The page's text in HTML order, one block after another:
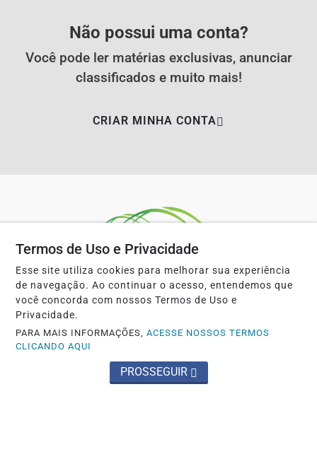
Não possui uma conta?
Você pode ler matérias exclusivas, anunciar
classificados e muito mais!
CRIAR MINHA CONTA
INÍCIO | SOBRE PAINEL DO LEITOR |
TERMOS DE USO E PRIVACIDADE | FAQ
Termos de Uso e Privacidade
Esse site utiliza cookies para melhorar sua experiência
de navegação. Ao continuar o acesso, entendemos que
você concorda com nossos Termos de Uso e
Privacidade.
PARA MAIS INFORMAÇÕES,ACESSE NOSSOS TERMOS
CLICANDO AQUI
PROSSEGUIR